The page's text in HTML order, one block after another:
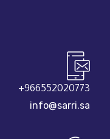
966552020773+
info@sarri.sa